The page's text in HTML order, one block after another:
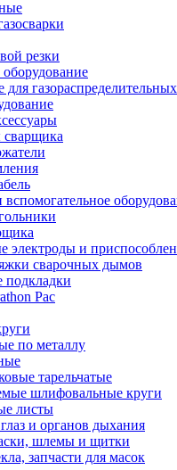
резки
электроды и
сварочных дымов
подкладки
Pac
по металлу
тарельчатые
шлифовальные круги
листы
и органов дыхания
шлемы и щитки
запчасти для масок